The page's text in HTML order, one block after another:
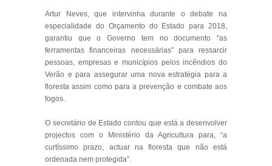
Artur Neves, que intervinha durante o debate na
especialidade do Orçamento do Estado para 2018,
garantiu que o Governo tem no documento “as
ferramentas financeiras necessárias” para ressarcir
pessoas, empresas e municípios pelos incêndios do
Verão e para assegurar uma nova estratégia para a
floresta assim como para a prevenção e combate aos
fogos.
O secretário de Estado contou que está a desenvolver
projectos com o Ministério da Agricultura para, “a
curtíssimo prazo, actuar na floresta que não está
ordenada nem protegida”.